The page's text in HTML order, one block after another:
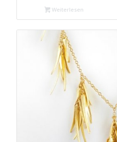
€ 119,99
Weiterlesen